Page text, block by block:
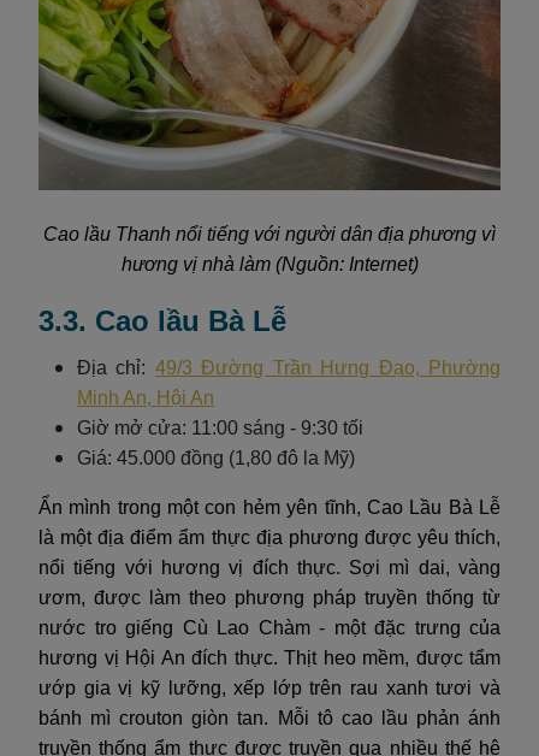
Cao lầu Thanh nổi tiếng với người dân địa phương vì
hương vị nhà làm (Nguồn: Internet)
3.3. Cao lầu Bà Lễ
Địa chỉ: 49/3 Đường Trần Hưng Đạo, Phường
Minh An, Hội An
Giờ mở cửa: 11:00 sáng - 9:30 tối
Giá: 45.000 đồng (1,80 đô la Mỹ)
Ẩn mình trong một con hẻm yên tĩnh, Cao Lầu Bà Lễ
là một địa điểm ẩm thực địa phương được yêu thích,
nổi tiếng với hương vị đích thực. Sợi mì dai, vàng
ươm, được làm theo phương pháp truyền thống từ
nước tro giếng Cù Lao Chàm - một đặc trưng của
hương vị Hội An đích thực. Thịt heo mềm, được tẩm
ướp gia vị kỹ lưỡng, xếp lớp trên rau xanh tươi và
bánh mì crouton giòn tan. Mỗi tô cao lầu phản ánh
truyền thống ẩm thực được truyền qua nhiều thế hệ